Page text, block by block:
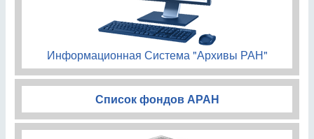
Информационная Система "Архивы РАН"
Список фондов АРАН